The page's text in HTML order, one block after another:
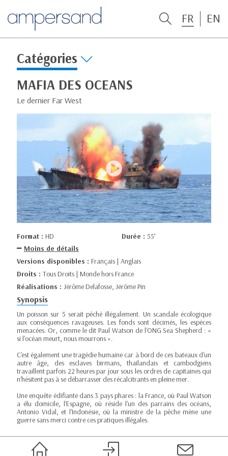
FR EN
Catégories
MAFIA DES OCEANS
Le dernier Far West
Format : HD Durée : 55’
Moins de détails
Versions disponibles : Français | Anglais
Droits : Tous Droits | Monde hors France
Réalisations : Jérôme Delafosse, Jérôme Pin
Synopsis
Un poisson sur 5 serait pêché illégalement. Un scandale écologique
aux conséquences ravageuses. Les fonds sont décimés, les espèces
menacées. Or, comme le dit Paul Watson de l'ONG Sea Shepherd : «
si l'océan meurt, nous mourrons ».
C'est également une tragédie humaine car à bord de ces bateaux d'un
autre âge, des esclaves birmans, thaïlandais et cambodgiens
travaillent parfois 22 heures par jour sous les ordres de capitaines qui
n'hésitent pas à se débarrasser des récalcitrants en pleine mer.
Une enquête édifiante dans 3 pays phares : la France, où Paul Watson
a élu domicile, l'Espagne, où réside l'un des parrains des océans,
Antonio Vidal, et l'Indonésie, où la ministre de la pêche mène une
guerre sans merci contre ces pratiques illégales.